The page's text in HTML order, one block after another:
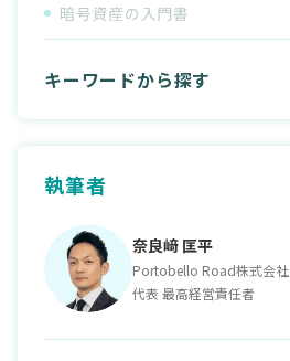
暗号資産の入門書
キーワードから探す
執筆者
奈良﨑 匡平
Portobello Road株式会社
代表 最高経営責任者